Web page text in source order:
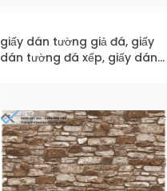
giấy dán tường giả đá, giấy
dán tường đá xếp, giấy dán